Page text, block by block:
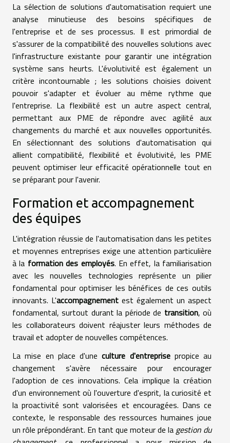
La sélection de solutions d'automatisation requiert une
analyse minutieuse des besoins spécifiques de
l'entreprise et de ses processus. Il est primordial de
s'assurer de la compatibilité des nouvelles solutions avec
l'infrastructure existante pour garantir une intégration
système sans heurts. L'évolutivité est également un
critère incontournable ; les solutions choisies doivent
pouvoir s'adapter et évoluer au même rythme que
l'entreprise. La flexibilité est un autre aspect central,
permettant aux PME de répondre avec agilité aux
changements du marché et aux nouvelles opportunités.
En sélectionnant des solutions d'automatisation qui
allient compatibilité, flexibilité et évolutivité, les PME
peuvent optimiser leur efficacité opérationnelle tout en
se préparant pour l'avenir.
Formation et accompagnement
des équipes
L'intégration réussie de l'automatisation dans les petites
et moyennes entreprises exige une attention particulière
à la formation des employés. En effet, la familiarisation
avec les nouvelles technologies représente un pilier
fondamental pour optimiser les bénéfices de ces outils
innovants. L'accompagnement est également un aspect
fondamental, surtout durant la période de transition, où
les collaborateurs doivent réajuster leurs méthodes de
travail et adopter de nouvelles compétences.
La mise en place d'uneculture d'entreprisepropice au
changement s'avère nécessaire pour encourager
l'adoption de ces innovations. Cela implique la création
d'un environnement où l'ouverture d'esprit, la curiosité et
la proactivité sont valorisées et encouragées. Dans ce
contexte, le responsable des ressources humaines joue
un rôle prépondérant. En tant que moteur de lagestion du